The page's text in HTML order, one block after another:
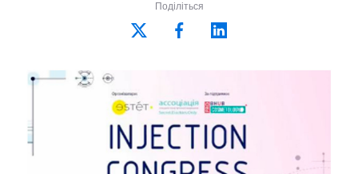
Поділіться